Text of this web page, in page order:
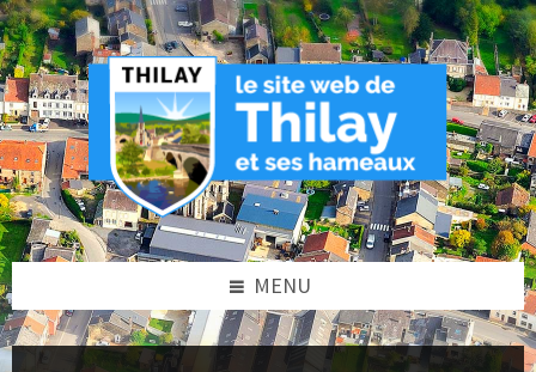
Skip
to
content
Skip
to
left
sidebar
Skip
to
footer
MENU